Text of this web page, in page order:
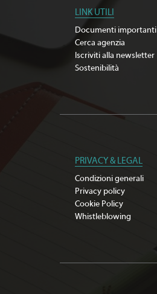
LINK UTILI
Documenti importanti
Cerca agenzia
Iscriviti alla newsletter
Sostenibilità
PRIVACY & LEGAL
Condizioni generali
Privacy policy
Cookie Policy
Whistleblowing